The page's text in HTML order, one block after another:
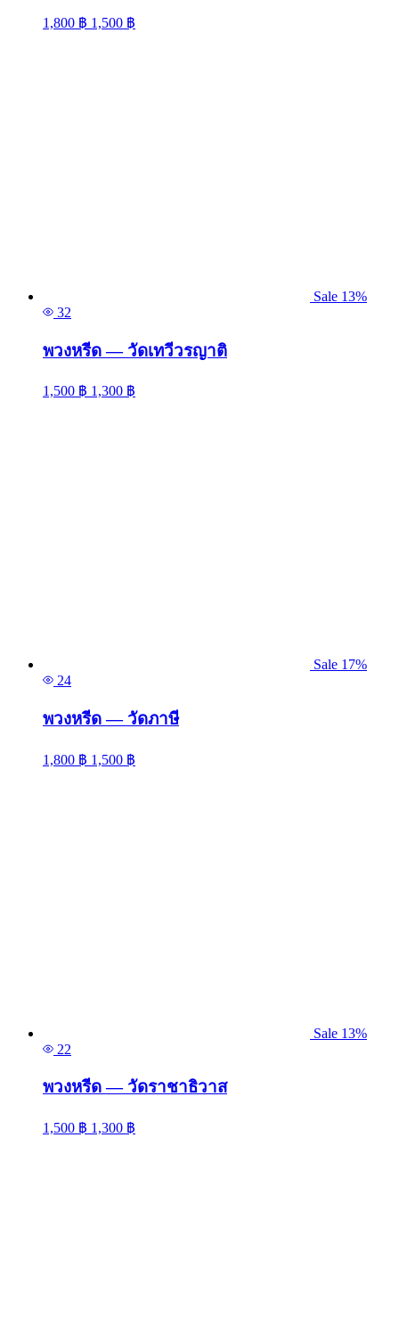
1,800 ฿ 1,500 ฿
Sale 13%
32
พวงหรีด — วัดเทวีวรญาติ
1,500 ฿ 1,300 ฿
Sale 17%
24
พวงหรีด — วัดภาษี
1,800 ฿ 1,500 ฿
Sale 13%
22
พวงหรีด — วัดราชาธิวาส
1,500 ฿ 1,300 ฿